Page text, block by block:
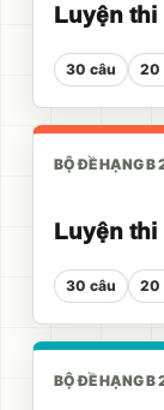
Luyện thi
30 câu 20
BỘ ĐỀ HẠNG B
Luyện thi
30 câu 20
BỘ ĐỀ HẠNG B